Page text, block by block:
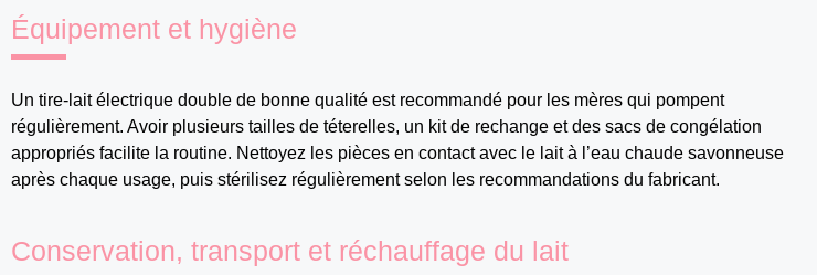
Équipement et hygiène
Un tire-lait électrique double de bonne qualité est recommandé pour les mères qui pompent
régulièrement. Avoir plusieurs tailles de téterelles, un kit de rechange et des sacs de congélation
appropriés facilite la routine. Nettoyez les pièces en contact avec le lait à l’eau chaude savonneuse
après chaque usage, puis stérilisez régulièrement selon les recommandations du fabricant.
Conservation, transport et réchauffage du lait